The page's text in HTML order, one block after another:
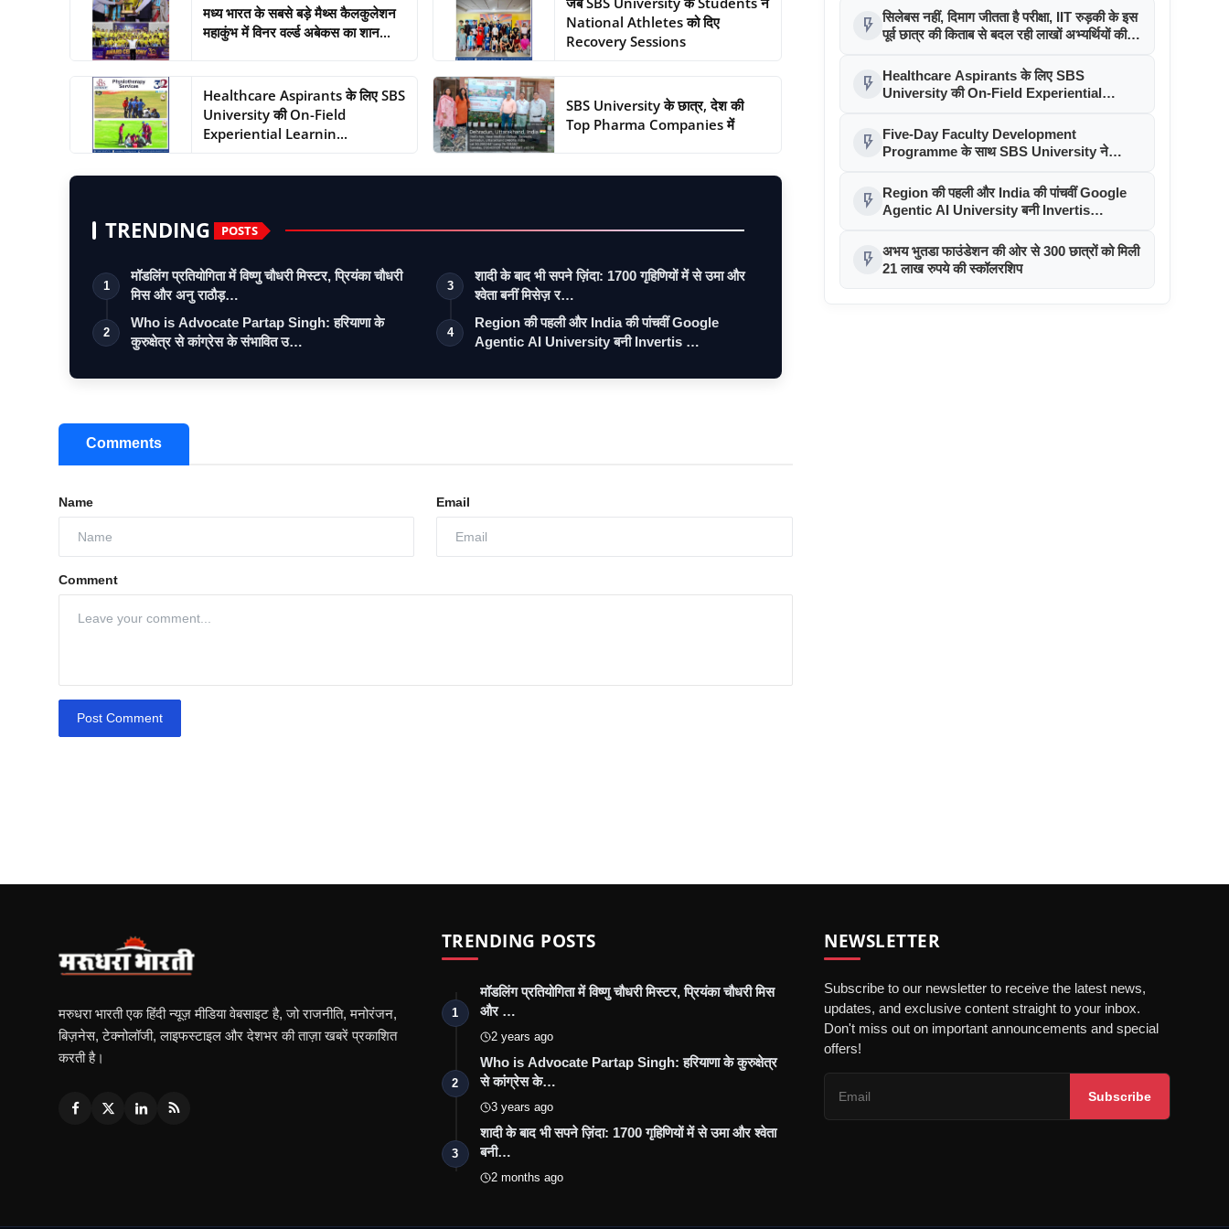
मध्य भारत के सबसे बड़े मैथ्स कैलकुलेशन
महाकुंभ में विनर वर्ल्ड अबेकस का शान...
National Athletes को दिए
Recovery Sessions
Healthcare Aspirants के लिए SBS
University की On-Field
Experiential Learnin...
SBS University के छात्र, देश की
Top Pharma Companies में
TRENDING POSTS
1
मॉडलिंग प्रतियोगिता में विष्णु चौधरी मिस्टर, प्रियंका चौधरी
मिस और अनु राठौड़…
2
Who is Advocate Partap Singh: हरियाणा के
कुरुक्षेत्र से कांग्रेस के संभावित उ…
3
शादी के बाद भी सपने ज़िंदा: 1700 गृहिणियों में से उमा और
श्वेता बनीं मिसेज़ र…
4
Region की पहली और India की पांचवीं Google
Agentic AI University बनी Invertis …
Comments
Name Email
Comment
Post Comment
flash_on सिलेबस नहीं, दिमाग जीतता है परीक्षा, IIT रुड़की के इस
पूर्व छात्र की किताब से बदल रही लाखों अभ्यर्थियों की
flash_on
Healthcare Aspirants के लिए SBS
University की On-Field Experiential
flash_on
Five-Day Faculty Development
Programme के साथ SBS University ने
flash_on
Region की पहली और India की पांचवीं Google
Agentic AI University बनी Invertis
flash_on अभय भुतडा फाउंडेशन की ओर से 300 छात्रों को मिली
21 लाख रुपये की स्कॉलरशिप
मरुधरा भारती एक हिंदी न्यूज़ मीडिया वेबसाइट है, जो राजनीति, मनोरंजन,
बिज़नेस, टेक्नोलॉजी, लाइफस्टाइल और देशभर की ताज़ा खबरें प्रकाशित
करती है।
TRENDING POSTS
1
मॉडलिंग प्रतियोगिता में विष्णु चौधरी मिस्टर, प्रियंका चौधरी मिस
और …
2 years ago
2
Who is Advocate Partap Singh: हरियाणा के कुरुक्षेत्र
से कांग्रेस के…
3 years ago
3
शादी के बाद भी सपने ज़िंदा: 1700 गृहिणियों में से उमा और श्वेता
बनी…
2 months ago
NEWSLETTER
Subscribe to our newsletter to receive the latest news,
updates, and exclusive content straight to your inbox.
Don't miss out on important announcements and special
offers!
Subscribe